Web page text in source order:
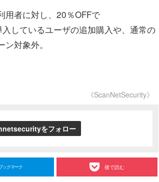
用者に対し、20％OFFで
しているユーザの追加購入や、通常の
対象外。
《ScanNetSecurity》
をフォロー
ックマーク 後で読む